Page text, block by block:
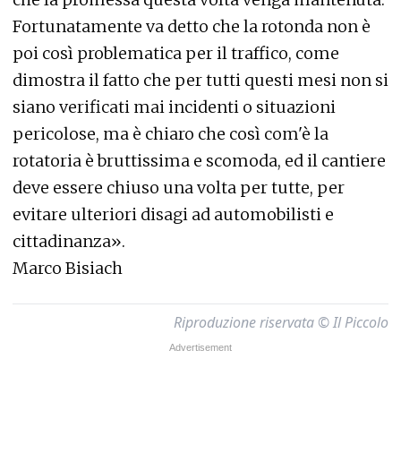
Fortunatamente va detto che la rotonda non è
poi così problematica per il traffico, come
dimostra il fatto che per tutti questi mesi non si
siano verificati mai incidenti o situazioni
pericolose, ma è chiaro che così com'è la
rotatoria è bruttissima e scomoda, ed il cantiere
deve essere chiuso una volta per tutte, per
evitare ulteriori disagi ad automobilisti e
cittadinanza».
Marco Bisiach
Riproduzione riservata © Il Piccolo